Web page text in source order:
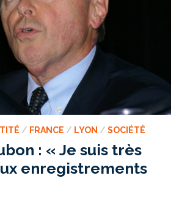
/ FRANCE / LYON / SOCIÉTÉ
: « Je suis très
enregistrements